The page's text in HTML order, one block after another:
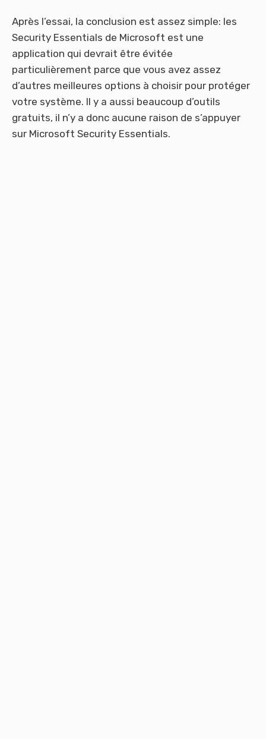
Après l’essai, la conclusion est assez simple: les
Security Essentials de Microsoft est une
application qui devrait être évitée
particulièrement parce que vous avez assez
d’autres meilleures options à choisir pour protéger
votre système. Il y a aussi beaucoup d’outils
gratuits, il n’y a donc aucune raison de s’appuyer
sur Microsoft Security Essentials.